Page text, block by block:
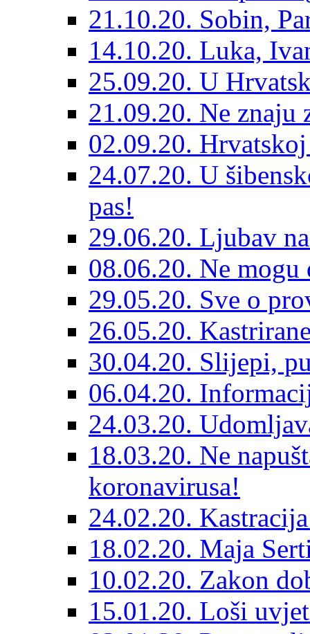
21.10.20. Sobin,
14.10.20. Luka,
25.09.20. U
21.09.20. Ne znaju
02.09.20.
24.07.20. U
pas!
29.06.20. Ljubav
08.06.20. Ne
29.05.20. Sve o
26.05.20.
30.04.20. Slijepi,
06.04.20.
24.03.20.
18.03.20. Ne
koronavirusa!
24.02.20.
18.02.20. Maja
10.02.20. Zakon
15.01.20. Loši